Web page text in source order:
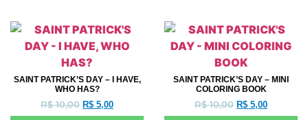
SAINT PATRICK’S DAY – I HAVE,
WHO HAS?
R$10,00 R$ 5,00
SAINT PATRICK’S DAY – MINI
COLORING BOOK
R$10,00 R$ 5,00